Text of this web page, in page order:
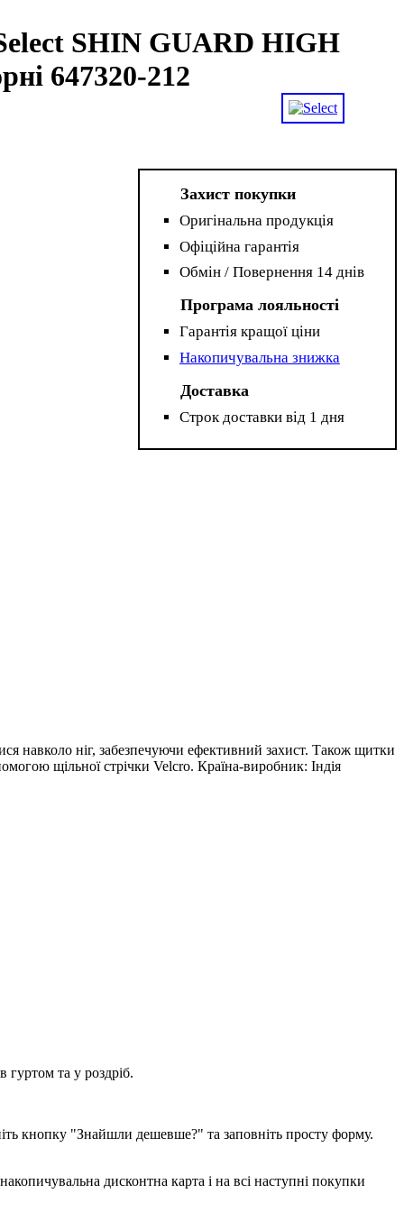
SHIN GUARD HIGH
647320-212
Захист покупки
Оригінальна продукція
Офіційна гарантія
Обмін / Повернення 14 днів
Програма лояльності
Гарантія кращої ціни
Накопичувальна знижка
Доставка
Строк доставки від 1 дня
навколо ніг, забезпечуючи ефективний захист. Також щитки
щільної стрічки Velcro. Країна-виробник: Індія
гуртом та у роздріб.
кнопку "Знайшли дешевше?" та заповніть просту форму.
дисконтна карта і на всі наступні покупки